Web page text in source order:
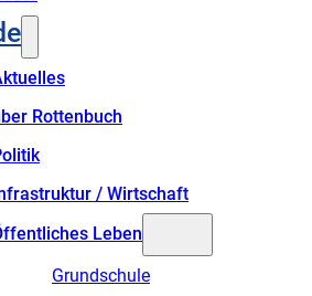
Rottenbuch
/ Wirtschaft
Leben
Grundschule